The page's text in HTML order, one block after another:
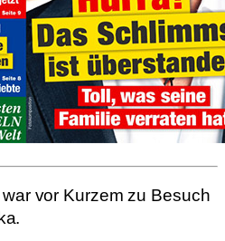
vor Kurzem zu Besuch